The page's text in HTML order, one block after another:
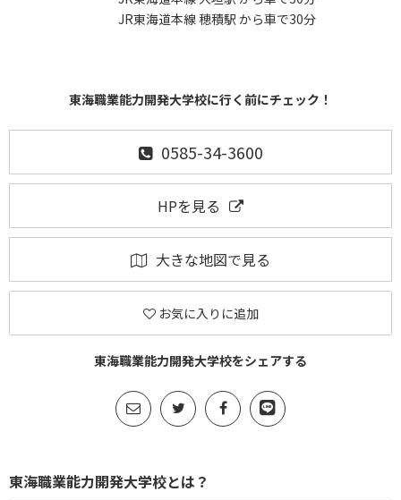
JR東海道本線 穂積駅 から車で30分
東海職業能力開発大学校に行く前にチェック！
0585-34-3600
HPを見る
大きな地図で見る
お気に入りに追加
東海職業能力開発大学校をシェアする
東海職業能力開発大学校とは？